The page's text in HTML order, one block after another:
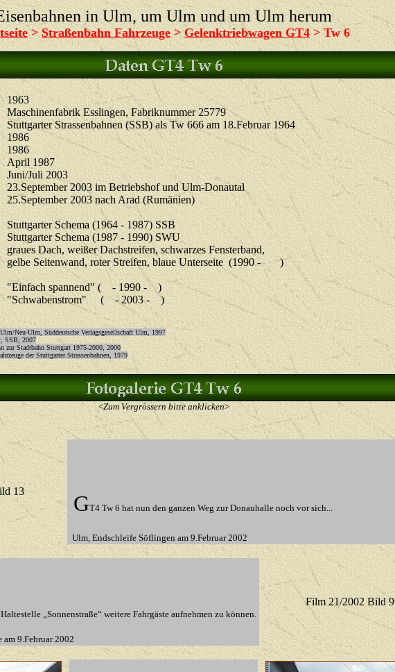
in Ulm, um Ulm und um Ulm herum
>Straßenbahn Fahrzeuge >Gelenktriebwagen GT4> Tw6
1963
Maschinenfabrik Esslingen, Fabriknummer 25779
Stuttgarter Strassenbahnen (SSB) als Tw 666 am 18.Februar 1964
1986
1986
April 1987
Juni/Juli 2003
23.September 2003 im Betriebshof und Ulm-Donautal
25.September 2003 nach Arad (Rumänien)
Stuttgarter Schema (1964 - 1987) SSB
Stuttgarter Schema (1987 - 1990) SWU
graues Dach, weißer Dachstreifen, schwarzes Fensterband,
gelbe Seitenwand, roter Streifen, blaue Unterseite (1990 - )
"Einfach spannend" ( - 1990 - )
"Schwabenstrom" ( - 2003 - )
Neu-Ulm, Süddeutsche Verlagsgesellschaft Ulm, 1997
SSB, 2007
zur Stadtbahn Stuttgart 1975-2000, 2000
der Stuttgarter Strassenbahnen, 1979
<Zum Vergrössern bitte anklicken>
13 GT4 Tw 6 hat nun den ganzen Weg zur Donauhalle noch vor sich...
Ulm, Endschleife Söflingen am 9.Februar 2002
„Sonnenstraße“ weitere Fahrgäste aufnehmen zu können.
am 9.Februar 2002
Film 21/2002 Bild 9